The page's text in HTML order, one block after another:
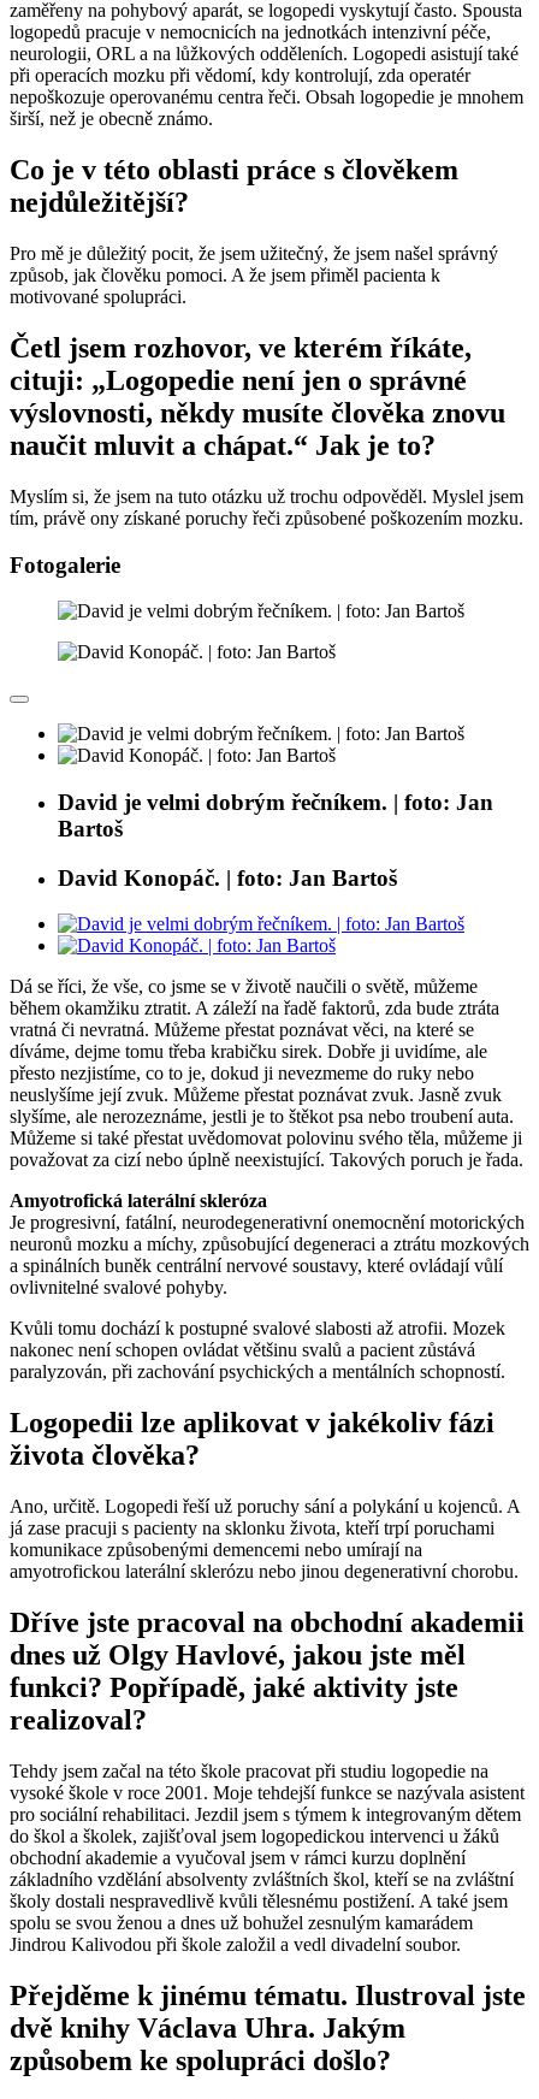
zaměřeny na pohybový aparát, se logopedi vyskytují často. Spousta
logopedů pracuje v nemocnicích na jednotkách intenzivní péče,
neurologii, ORL a na lůžkových odděleních. Logopedi asistují také
při operacích mozku při vědomí, kdy kontrolují, zda operatér
nepoškozuje operovanému centra řeči. Obsah logopedie je mnohem
širší, než je obecně známo.
Co je v této oblasti práce s člověkem
nejdůležitější?
Pro mě je důležitý pocit, že jsem užitečný, že jsem našel správný
způsob, jak člověku pomoci. A že jsem přiměl pacienta k
motivované spolupráci.
Četl jsem rozhovor, ve kterém říkáte,
cituji: „Logopedie není jen o správné
výslovnosti, někdy musíte člověka znovu
naučit mluvit a chápat.“ Jak je to?
Myslím si, že jsem na tuto otázku už trochu odpověděl. Myslel jsem
tím, právě ony získané poruchy řeči způsobené poškozením mozku.
Fotogalerie
David je velmi dobrým řečníkem. | foto: Jan
Bartoš
David Konopáč. | foto: Jan Bartoš
Dá se říci, že vše, co jsme se v životě naučili o světě, můžeme
během okamžiku ztratit. A záleží na řadě faktorů, zda bude ztráta
vratná či nevratná. Můžeme přestat poznávat věci, na které se
díváme, dejme tomu třeba krabičku sirek. Dobře ji uvidíme, ale
přesto nezjistíme, co to je, dokud ji nevezmeme do ruky nebo
neuslyšíme její zvuk. Můžeme přestat poznávat zvuk. Jasně zvuk
slyšíme, ale nerozeznáme, jestli je to štěkot psa nebo troubení auta.
Můžeme si také přestat uvědomovat polovinu svého těla, můžeme ji
považovat za cizí nebo úplně neexistující. Takových poruch je řada.
Amyotrofická laterální skleróza
Je progresivní, fatální, neurodegenerativní onemocnění motorických
neuronů mozku a míchy, způsobující degeneraci a ztrátu mozkových
a spinálních buněk centrální nervové soustavy, které ovládají vůlí
ovlivnitelné svalové pohyby.
Kvůli tomu dochází k postupné svalové slabosti až atrofii. Mozek
nakonec není schopen ovládat většinu svalů a pacient zůstává
paralyzován, při zachování psychických a mentálních schopností.
Logopedii lze aplikovat v jakékoliv fázi
života člověka?
Ano, určitě. Logopedi řeší už poruchy sání a polykání u kojenců. A
já zase pracuji s pacienty na sklonku života, kteří trpí poruchami
komunikace způsobenými demencemi nebo umírají na
amyotrofickou laterální sklerózu nebo jinou degenerativní chorobu.
Dříve jste pracoval na obchodní akademii
dnes už Olgy Havlové, jakou jste měl
funkci? Popřípadě, jaké aktivity jste
realizoval?
Tehdy jsem začal na této škole pracovat při studiu logopedie na
vysoké škole v roce 2001. Moje tehdejší funkce se nazývala asistent
pro sociální rehabilitaci. Jezdil jsem s týmem k integrovaným dětem
do škol a školek, zajišťoval jsem logopedickou intervenci u žáků
obchodní akademie a vyučoval jsem v rámci kurzu doplnění
základního vzdělání absolventy zvláštních škol, kteří se na zvláštní
školy dostali nespravedlivě kvůli tělesnému postižení. A také jsem
spolu se svou ženou a dnes už bohužel zesnulým kamarádem
Jindrou Kalivodou při škole založil a vedl divadelní soubor.
Přejděme k jinému tématu. Ilustroval jste
dvě knihy Václava Uhra. Jakým
způsobem ke spolupráci došlo?